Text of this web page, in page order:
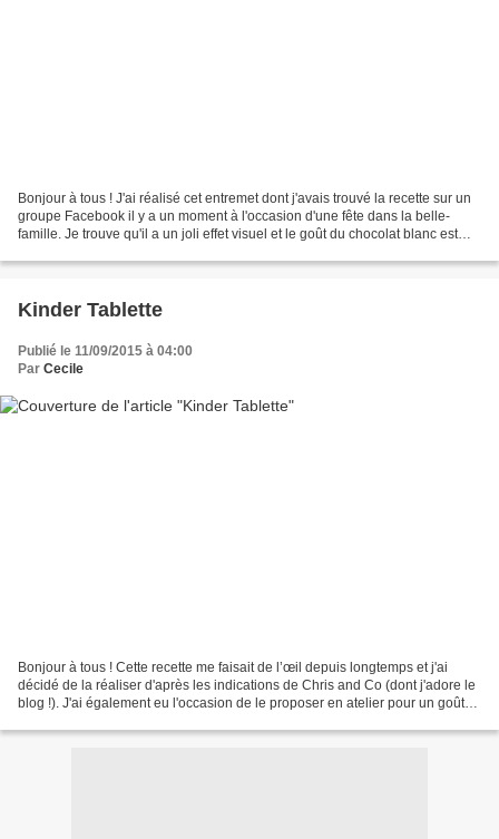
Bonjour à tous ! J'ai réalisé cet entremet dont j'avais trouvé la recette sur un
groupe Facebook il y a un moment à l'occasion d'une fête dans la belle-
famille. Je trouve qu'il a un joli effet visuel et le goût du chocolat blanc est
Kinder Tablette
Publié le 11/09/2015 à 04:00
Par Cecile
Bonjour à tous ! Cette recette me faisait de l’œil depuis longtemps et j'ai
décidé de la réaliser d'après les indications de Chris and Co (dont j'adore le
blog !). J'ai également eu l'occasion de le proposer en atelier pour un goûter